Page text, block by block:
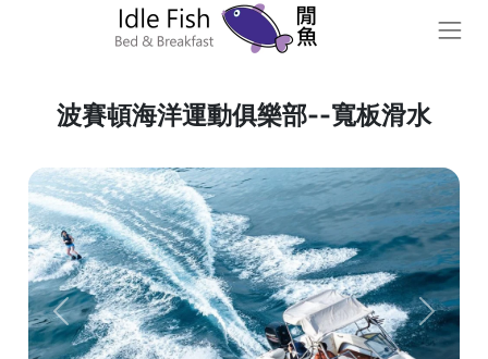
波賽頓海洋運動俱樂部--寬板滑水
Previous Next